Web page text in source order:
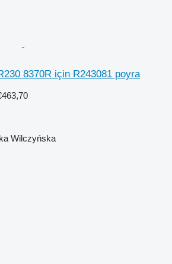
8370R için R243081 poyra
Wilczyńska